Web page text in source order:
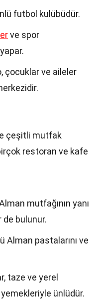
futbol kulübüdür.
ve spor
çocuklar ve aileler
çeşitli mutfak
restoran ve kafe
mutfağının yanı
de bulunur.
Alman pastalarını ve
taze ve yerel
ünlüdür.